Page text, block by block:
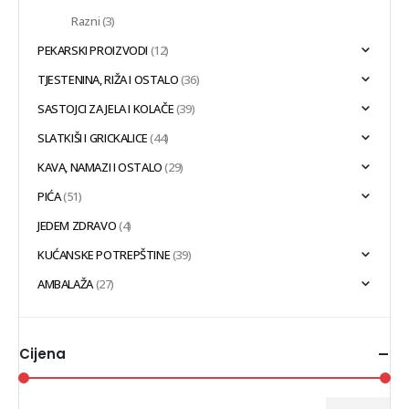
Razni(3)
PEKARSKI PROIZVODI (12)
TJESTENINA, RIŽA I OSTALO(36)
SASTOJCI ZA JELA I KOLAČE(39)
SLATKIŠI I GRICKALICE(44)
KAVA, NAMAZI I OSTALO(29)
PIĆA(51)
JEDEM ZDRAVO(4)
KUĆANSKE POTREPŠTINE(39)
AMBALAŽA(27)
Cijena